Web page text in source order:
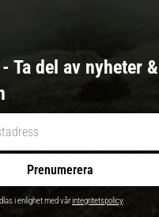
Ta del av nyheter &
Prenumerera
i enlighet med vårintegritetspolicy.